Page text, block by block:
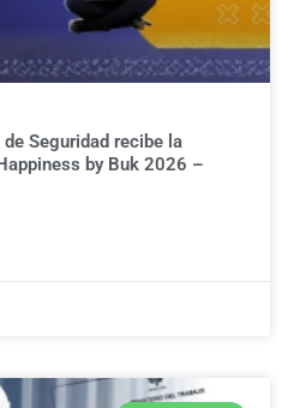
Seguridad recibe la
by Buk 2026 –